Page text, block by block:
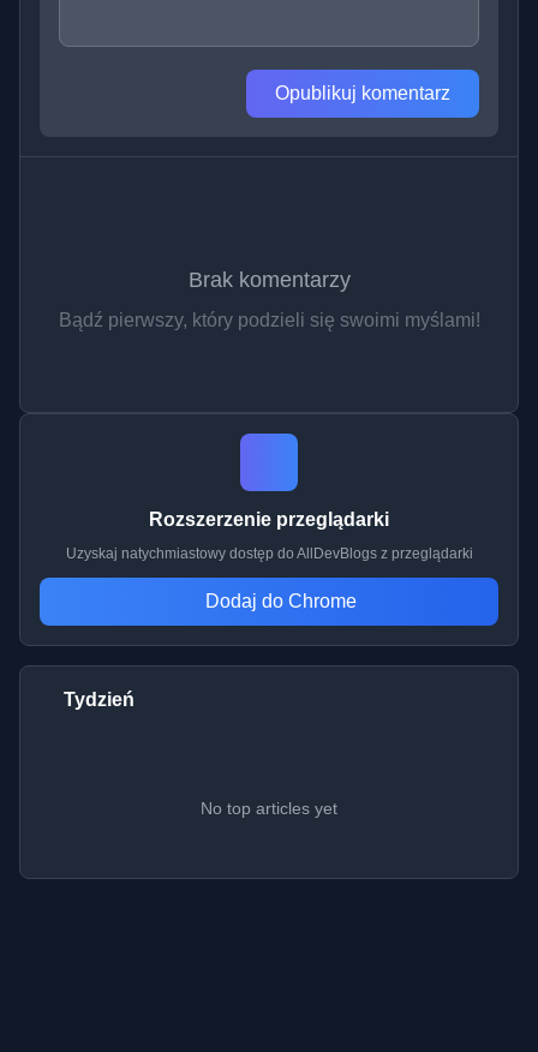
Opublikuj komentarz
Brak komentarzy
Bądź pierwszy, który podzieli się swoimi myślami!
Rozszerzenie przeglądarki
Uzyskaj natychmiastowy dostęp do AllDevBlogs z przeglądarki
Dodaj do Chrome
Tydzień
No top articles yet